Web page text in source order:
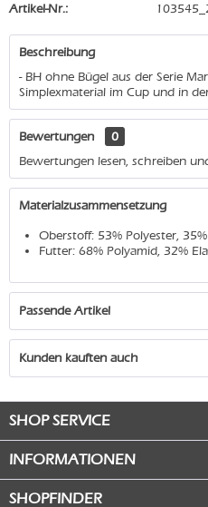
Artikel-Nr.:
Beschreibung
- BH ohne Bügel aus der Serie
Simplexmaterial im Cup und in
Bewertungen
0
Bewertungen lesen, schreiben
Materialzusammensetzung
Oberstoff: 53% Polyester,
Futter: 68% Polyamid, 32%
Passende Artikel
Kunden kauften auch
SHOP SERVICE
INFORMATIONEN
SHOPFINDER